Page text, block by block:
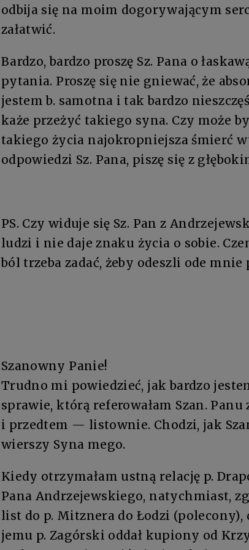
odbija się na moim dogorywającym
załatwić.
Bardzo, bardzo proszę Sz. Pana o
pytania. Proszę się nie gniewać, że
jestem b. samotna i tak bardzo
każe przeżyć takiego syna. Czy może
takiego życia najokropniejsza śmierć
odpowiedzi Sz. Pana, piszę się z
PS. Czy widuje się Sz. Pan z
ludzi i nie daje znaku życia o sobie.
ból trzeba zadać, żeby odeszli ode
Szanowny Panie!
Trudno mi powiedzieć, jak bardzo
sprawie, którą referowałam Szan.
i przedtem — listownie. Chodzi, jak
wierszy Syna mego.
Kiedy otrzymałam ustną relację p.
Pana Andrzejewskiego, natychmiast,
list do p. Mitznera do Łodzi (polecony),
jemu p. Zagórski oddał kupiony od